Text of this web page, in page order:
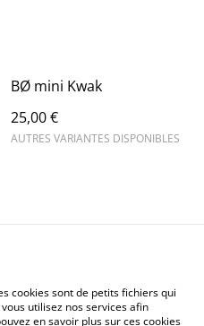
BØ mini Kwak
25,00 €
AUTRES VARIANTES DISPONIBLES
Conditions Légales
Cookies
cookies sont de petits fichiers qui
utilisez nos services afin
en savoir plus sur ces cookies